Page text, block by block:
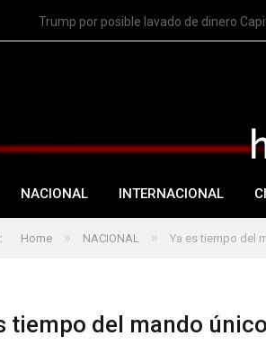
Trump por posible lavado de dinero
NACIONAL INTERNACIONAL
Home » NACIONAL » Ya es tiempo del
tiempo del mando